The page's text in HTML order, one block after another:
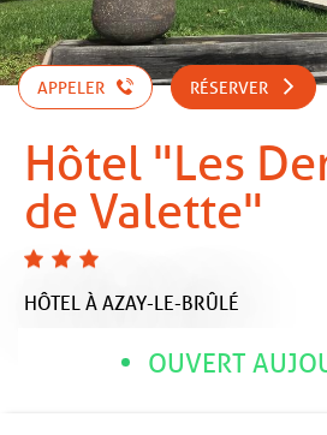
APPELER RÉSERVER
Hôtel "Les
de Valette"
HÔTEL À AZAY-LE-BRÛLÉ
OUVERT